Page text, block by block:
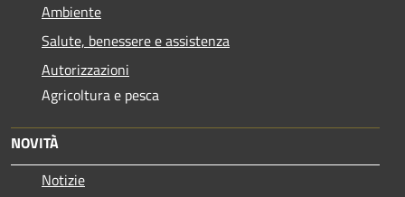
Ambiente
Salute, benessere e assistenza
Autorizzazioni
Agricoltura e pesca
NOVITÀ
Notizie